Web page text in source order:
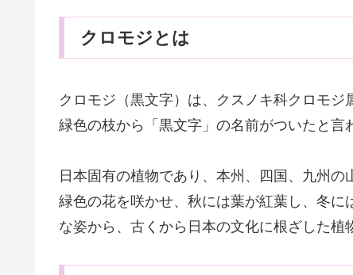
クロモジとは
クロモジ（黒文字）は、クスノキ科クロモ
緑色の枝から「黒文字」の名前がついたと言
日本固有の植物であり、本州、四国、九州
緑色の花を咲かせ、秋には葉が紅葉し、冬
な姿から、古くから日本の文化に根ざした植